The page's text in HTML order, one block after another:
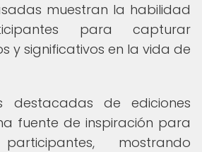
muestran la habilidad
para capturar
y significativos en la vida de
destacadas de ediciones
fuente de inspiración para
mostrando